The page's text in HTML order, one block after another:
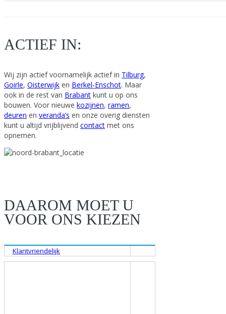
ACTIEF IN:
Wij zijn actief voornamelijk actief in Tilburg,
Goirle, Oisterwijk en Berkel-Enschot. Maar
ook in de rest van Brabant kunt u op ons
bouwen. Voor nieuwe kozijnen, ramen,
deuren en veranda’s en onze overig diensten
kunt u altijd vrijblijvend contact met ons
opnemen.
DAAROM MOET U
VOOR ONS KIEZEN
Klantvriendelijk